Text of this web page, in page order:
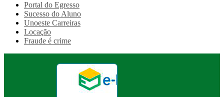
Portal do Egresso
Sucesso do Aluno
Unoeste Carreiras
Locação
Fraude é crime